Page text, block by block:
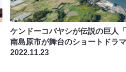
ケンドーコバヤシが伝説の巨人
南島原市が舞台のショートドラ
2022.11.23